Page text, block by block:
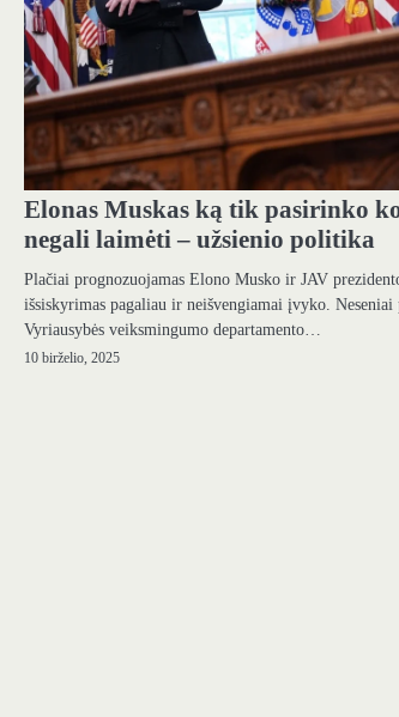
Elonas Muskas ką tik pasirinko
negali laimėti – užsienio politika
Plačiai prognozuojamas Elono Musko ir JAV
išsiskyrimas pagaliau ir neišvengiamai įvyko. Neseniai
Vyriausybės veiksmingumo departamento…
10 birželio, 2025